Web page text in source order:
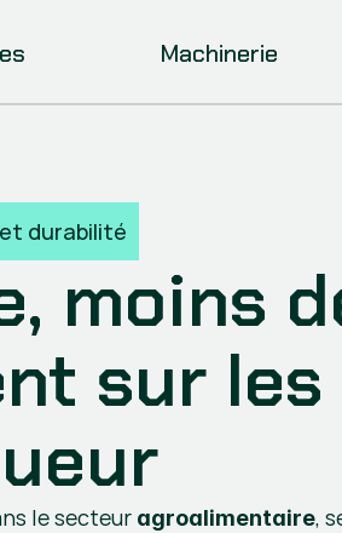
Machinerie
durabilité
moins
sur
le secteur agroalimentaire,